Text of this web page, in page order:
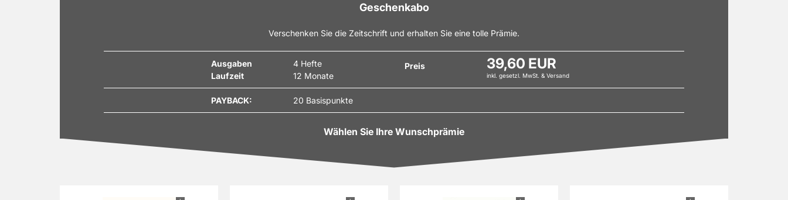
Geschenkabo
Verschenken Sie die Zeitschrift und erhalten Sie eine tolle Prämie.
Ausgaben
4 Hefte
Laufzeit
12 Monate
Preis 39,60 EUR
inkl. gesetzl. MwSt. & Versand
PAYBACK: 20 Basispunkte
Wählen Sie Ihre Wunschprämie